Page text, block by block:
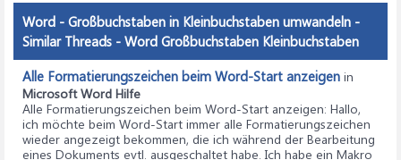
Word - Großbuchstaben in Kleinbuchstaben umwandeln -
Similar Threads - Word Großbuchstaben Kleinbuchstaben
Alle Formatierungszeichen beim Word-Start anzeigen in
Microsoft Word Hilfe
Alle Formatierungszeichen beim Word-Start anzeigen: Hallo,
ich möchte beim Word-Start immer alle Formatierungszeichen
wieder angezeigt bekommen, die ich während der Bearbeitung
eines Dokuments evtl. ausgeschaltet habe. Ich habe ein Makro